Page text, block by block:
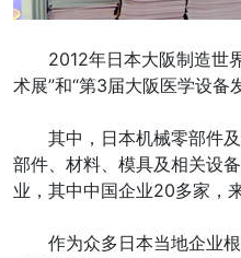
2012年日本大阪制造世界
术展”和“第3届大阪医学设备
其中，日本机械零部件及
部件、材料、模具及相关设
业，其中中国企业20多家，
作为众多日本当地企业根